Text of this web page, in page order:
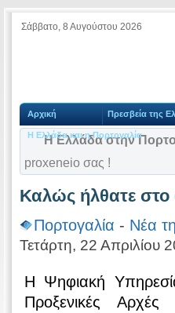
Σάββατο, 8 Αυγούστου 2026
Αρχική Πρεσβεία της
Η Ελλάδα και η Πορτογαλία
Η Ελλάδα στην
proxeneio σας !
Καλώς ήλθατε
Πορτογαλία - Νέα
Τετάρτη, 22 Απριλίου
Η Ψηφιακή
Προξενικές